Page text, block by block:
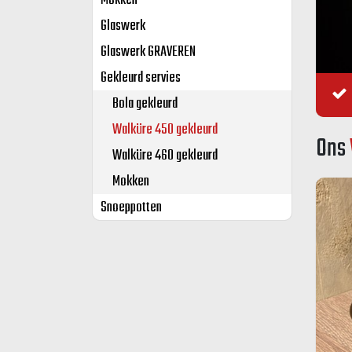
Glaswerk
Glaswerk GRAVEREN
Gekleurd servies
Bola gekleurd
Walküre 450 gekleurd
Walküre 460 gekleurd
Mokken
Snoeppotten
Ons